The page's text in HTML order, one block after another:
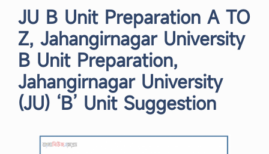
JU B Unit Preparation A TO
Z, Jahangirnagar University
B Unit Preparation,
Jahangirnagar University
(JU) ‘B’ Unit Suggestion